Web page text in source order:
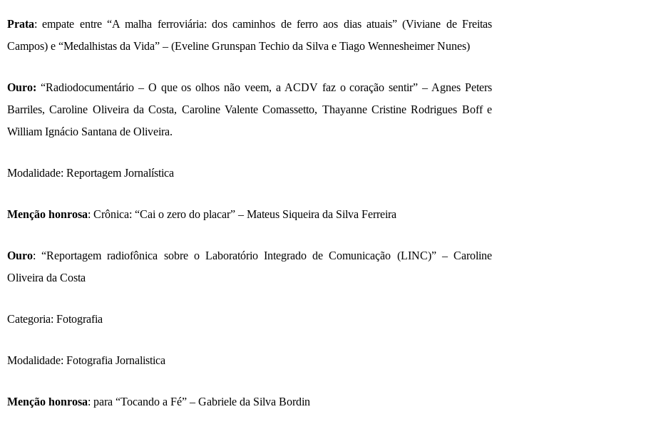
Prata: empate entre“A malha ferroviária: dos caminhos de ferro aos dias atuais” (Viviane de Freitas
Campos) e “Medalhistas da Vida” – (Eveline Grunspan Techio da Silva e Tiago Wennesheimer Nunes)
Ouro: “Radiodocumentário – O que os olhos não veem, a ACDV faz o coração sentir” – Agnes Peters
Barriles, Caroline Oliveira da Costa, Caroline Valente Comassetto, Thayanne Cristine Rodrigues Boff e
William Ignácio Santana de Oliveira.
Modalidade: Reportagem Jornalística
Menção honrosa: Crônica: “Cai o zero do placar” – Mateus Siqueira da Silva Ferreira
Ouro: “Reportagem radiofônica sobre o Laboratório Integrado de Comunicação (LINC)” – Caroline
Oliveira da Costa
Categoria: Fotografia
Modalidade: Fotografia Jornalistica
Menção honrosa: para “Tocando a Fé” – Gabriele da Silva Bordin